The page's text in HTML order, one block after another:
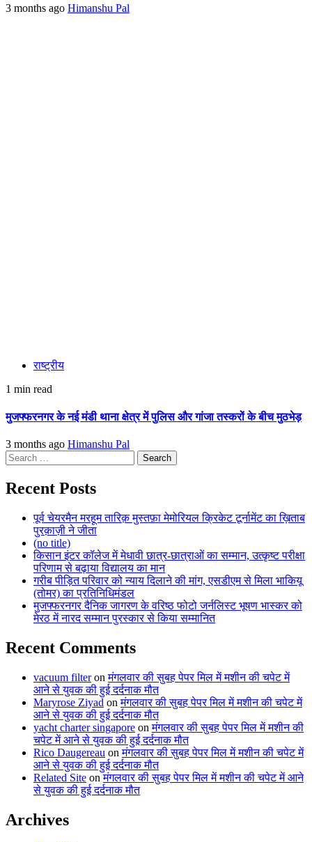
3 months ago Himanshu Pal
राष्ट्रीय
1 min read
मुजफ्फरनगर के नई मंडी थाना क्षेत्र में पुलिस और गांजा तस्करों के बीच मुठभेड़
3 months ago Himanshu Pal
Search
for:
Recent Posts
पूर्व चेयरमैन मरहूम तारिक़ मुस्तफ़ा मेमोरियल क्रिकेट टूर्नामेंट का ख़िताब
पुरक़ाज़ी ने जीता
(no title)
किसान इंटर कॉलेज में मेधावी छात्र-छात्राओं का सम्मान, उत्कृष्ट परीक्षा
परिणाम से बढ़ाया विद्यालय का मान
गरीब पीड़ित परिवार को न्याय दिलाने की मांग, एसडीएम से मिला भाकियू
(तोमर) का प्रतिनिधिमंडल
मुजफ्फरनगर दैनिक जागरण के वरिष्ठ फोटो जर्नलिस्ट भूषण भास्कर को
मेरठ में नारद सम्मान पुरस्कार से किया सम्मानित
Recent Comments
vacuum filteronमंगलवार की सुबह पेपर मिल में मशीन की चपेट में
आने से युवक की हुई दर्दनाक मौत
Maryrose Ziyad onमंगलवार की सुबह पेपर मिल में मशीन की चपेट में
आने से युवक की हुई दर्दनाक मौत
yacht charter singapore onमंगलवार की सुबह पेपर मिल में मशीन की
चपेट में आने से युवक की हुई दर्दनाक मौत
Rico Daugereau onमंगलवार की सुबह पेपर मिल में मशीन की चपेट में
आने से युवक की हुई दर्दनाक मौत
Related Site onमंगलवार की सुबह पेपर मिल में मशीन की चपेट में आने
से युवक की हुई दर्दनाक मौत
Archives